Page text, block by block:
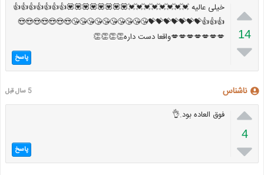

14

خیلی عالیه 💓💓💓💓💓💓💓💓💟💟💟💟💟💟💟💟👍👍👍👍👍👍👍
👍👍👍💝💝💝💝💝💝💝😘😘😘😘😘😘😘😘😘😘😍😍😍😍😍😍😍
💋💋💋💋💋💋💋واقعا دست داره👏👏👏👏
پاسخ
ناشناس 5 سال قبل

4

فوق العاده بود.👌
پاسخ